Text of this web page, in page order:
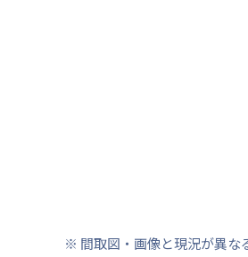
※ 間取図・画像と現況が異な